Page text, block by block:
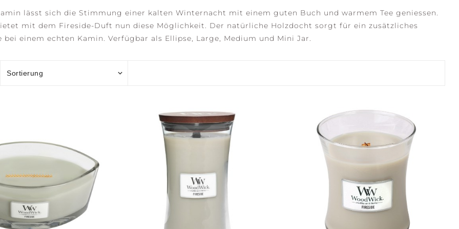
Blossom
all
+
AWAKEN +
INVIGORATE
BALANCE +
HARMONY
REFLECTION +
CONFIDENCE +
FREEDOM
lässtsichdie Stimmungeiner kaltenWinternacht miteinemguten Buch undwarmemTeegeniessen.
mitdem Fireside-Duft nundiese Möglichkeit. Der natürliche Holzdochtsorgtfürein
beieinemechten Kamin. Verfügbar als Ellipse, Large, Medium und MiniJar.